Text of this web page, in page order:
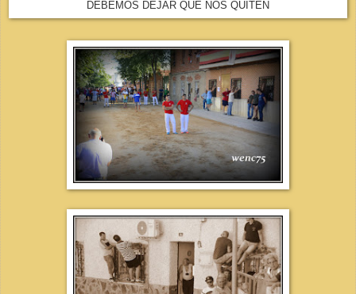
DEBEMOS DEJAR QUE NOS QUITEN